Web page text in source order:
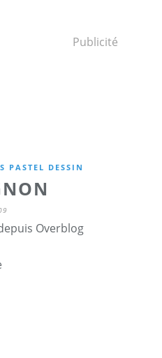
Publicité
PASTEL DESSIN
Overblog